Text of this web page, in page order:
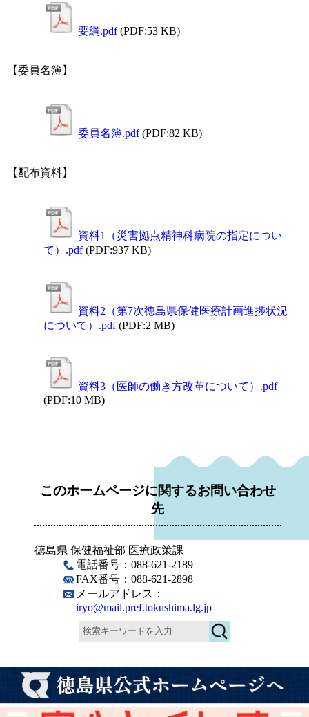
要綱.pdf (PDF:53 KB)
【委員名簿】
委員名簿.pdf (PDF:82 KB)
【配布資料】
資料1（災害拠点精神科病院の指定につい
て）.pdf (PDF:937 KB)
資料2（第7次徳島県保健医療計画進捗状況
について）.pdf (PDF:2 MB)
資料3（医師の働き方改革について）.pdf
(PDF:10 MB)
このホームページに関するお問い合わせ
先
徳島県 保健福祉部 医療政策課
電話番号：088-621-2189
FAX番号：088-621-2898
メールアドレス：
iryo@mail.pref.tokushima.lg.jp
検
索